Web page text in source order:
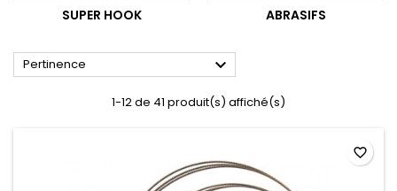
SUPER HOOK ABRASIFS
Pertinence 
1-12 de 41 produit(s) affiché(s)
favorite_border